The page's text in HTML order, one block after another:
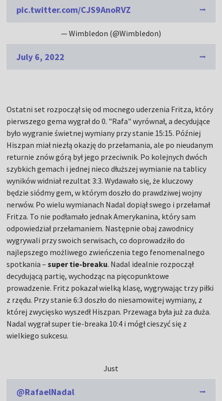
pic.twitter.com/CJS9AnoRVZ
— Wimbledon (@Wimbledon)
July 6, 2022
Ostatni set rozpoczął się od mocnego uderzenia Fritza, który
pierwszego gema wygrał do 0. "Rafa" wyrównał, a decydujące
było wygranie świetnej wymiany przy stanie 15:15. Później
Hiszpan miał niezłą okazję do przełamania, ale po nieudanym
returnie znów górą był jego przeciwnik. Po kolejnych dwóch
szybkich gemach i jednej nieco dłuższej wymianie na tablicy
wyników widniał rezultat 3:3. Wydawało się, że kluczowy
będzie siódmy gem, w którym doszło do prawdziwej wojny
nerwów. Po wielu wymianach Nadal dopiął swego i przełamał
Fritza. To nie podłamało jednak Amerykanina, który sam
odpowiedział przełamaniem. Następnie obaj zawodnicy
wygrywali przy swoich serwisach, co doprowadziło do
najlepszego możliwego zwieńczenia tego fenomenalnego
spotkania –super tie-breaku. Nadal idealnie rozpoczął
decydującą partię, wychodząc na pięcopunktowe
prowadzenie. Fritz pokazał wielką klasę, wygrywając trzy piłki
z rzędu. Przy stanie 6:3 doszło do niesamowitej wymiany, z
której zwycięsko wyszedł Hiszpan. Przewaga była już za duża.
Nadal wygrał super tie-breaka 10:4 i mógł cieszyć się z
wielkiego sukcesu.
Just
@RafaelNadal